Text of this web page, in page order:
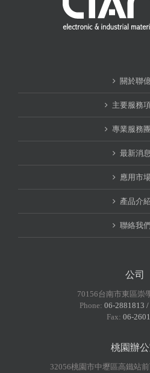
關於聯
主要服務
專業服務
最新消息
應用市
產品介紹
聯絡我們
公司
70156台南市東區崇
Phone: 06-2881813
Fax: 06-
桃園辦
32056桃園市中壢區高鐵站